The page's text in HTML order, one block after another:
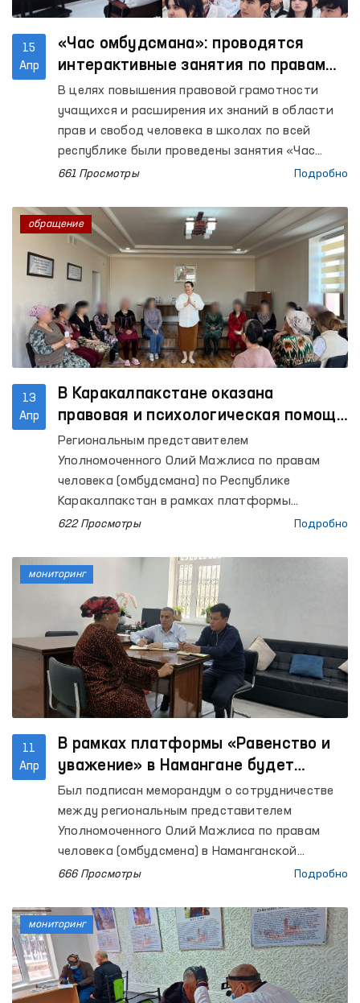
15
Апр
«Час омбудсмана»: проводятся
интерактивные занятия по правам
человека
В целях повышения правовой грамотности
учащихся и расширения их знаний в области
прав и свобод человека в школах по всей
республике были проведены занятия «Час
омбудсмана». В очередных уроках, прошедших
Ферганской, Кашкадарьинской, Бухарской,
Ташкентской, Наманганской,
Сурхандарьинской, Хорезмской и Навоийской
областях и городе Ташкенте, приняли участие
более 1000 учащихся.
661 Просмотры Подробно
13
Апр
В Каракалпакстане оказана
правовая и психологическая помощь
женщинам, пострадавшим от
насилия
Региональным представителем
Уполномоченного Олий Мажлиса по правам
человека (омбудсмана) по Республике
Каракалпакстан в рамках платформы
«Равенство и уважение» в территориальном
реабилитации и адаптации женщин
Национального агентства социальной защиты
при Президенте Республики Узбекистан было
организовано мероприятие «Автобус правовой
помощи».
622 Просмотры Подробно
обращение
11
Апр
В рамках платформы «Равенство и
уважение» в Намангане будет
проводиться индивидуальная
работа с агрессорами,
совершившими насилие.
Был подписан меморандум о сотрудничестве
между региональным представителем
Уполномоченного Олий Мажлиса по правам
человека (омбудсмена) в Наманганской
области и территориальным центром города
женщин при Национальном агентстве
социальной защиты. Данное соглашение
направлено на дальнейшее усиление правовой,
психологической и социальной поддержки
женщин, пострадавших от насилия.
666 Просмотры Подробно
мониторинг
мониторинг